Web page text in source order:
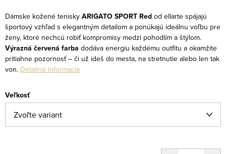
Dámske kožené tenisky ARIGATO SPORT Red od ellarte spájajú
športový vzhľad s elegantným detailom a ponúkajú ideálnu voľbu pre
ženy, ktoré nechcú robiť kompromisy medzi pohodlím a štýlom.
Výrazná červená farba dodáva energiu každému outfitu a okamžite
pritiahne pozornosť – či už ideš do mesta, na stretnutie alebo len tak
von. Detailné informácie
Veľkosť